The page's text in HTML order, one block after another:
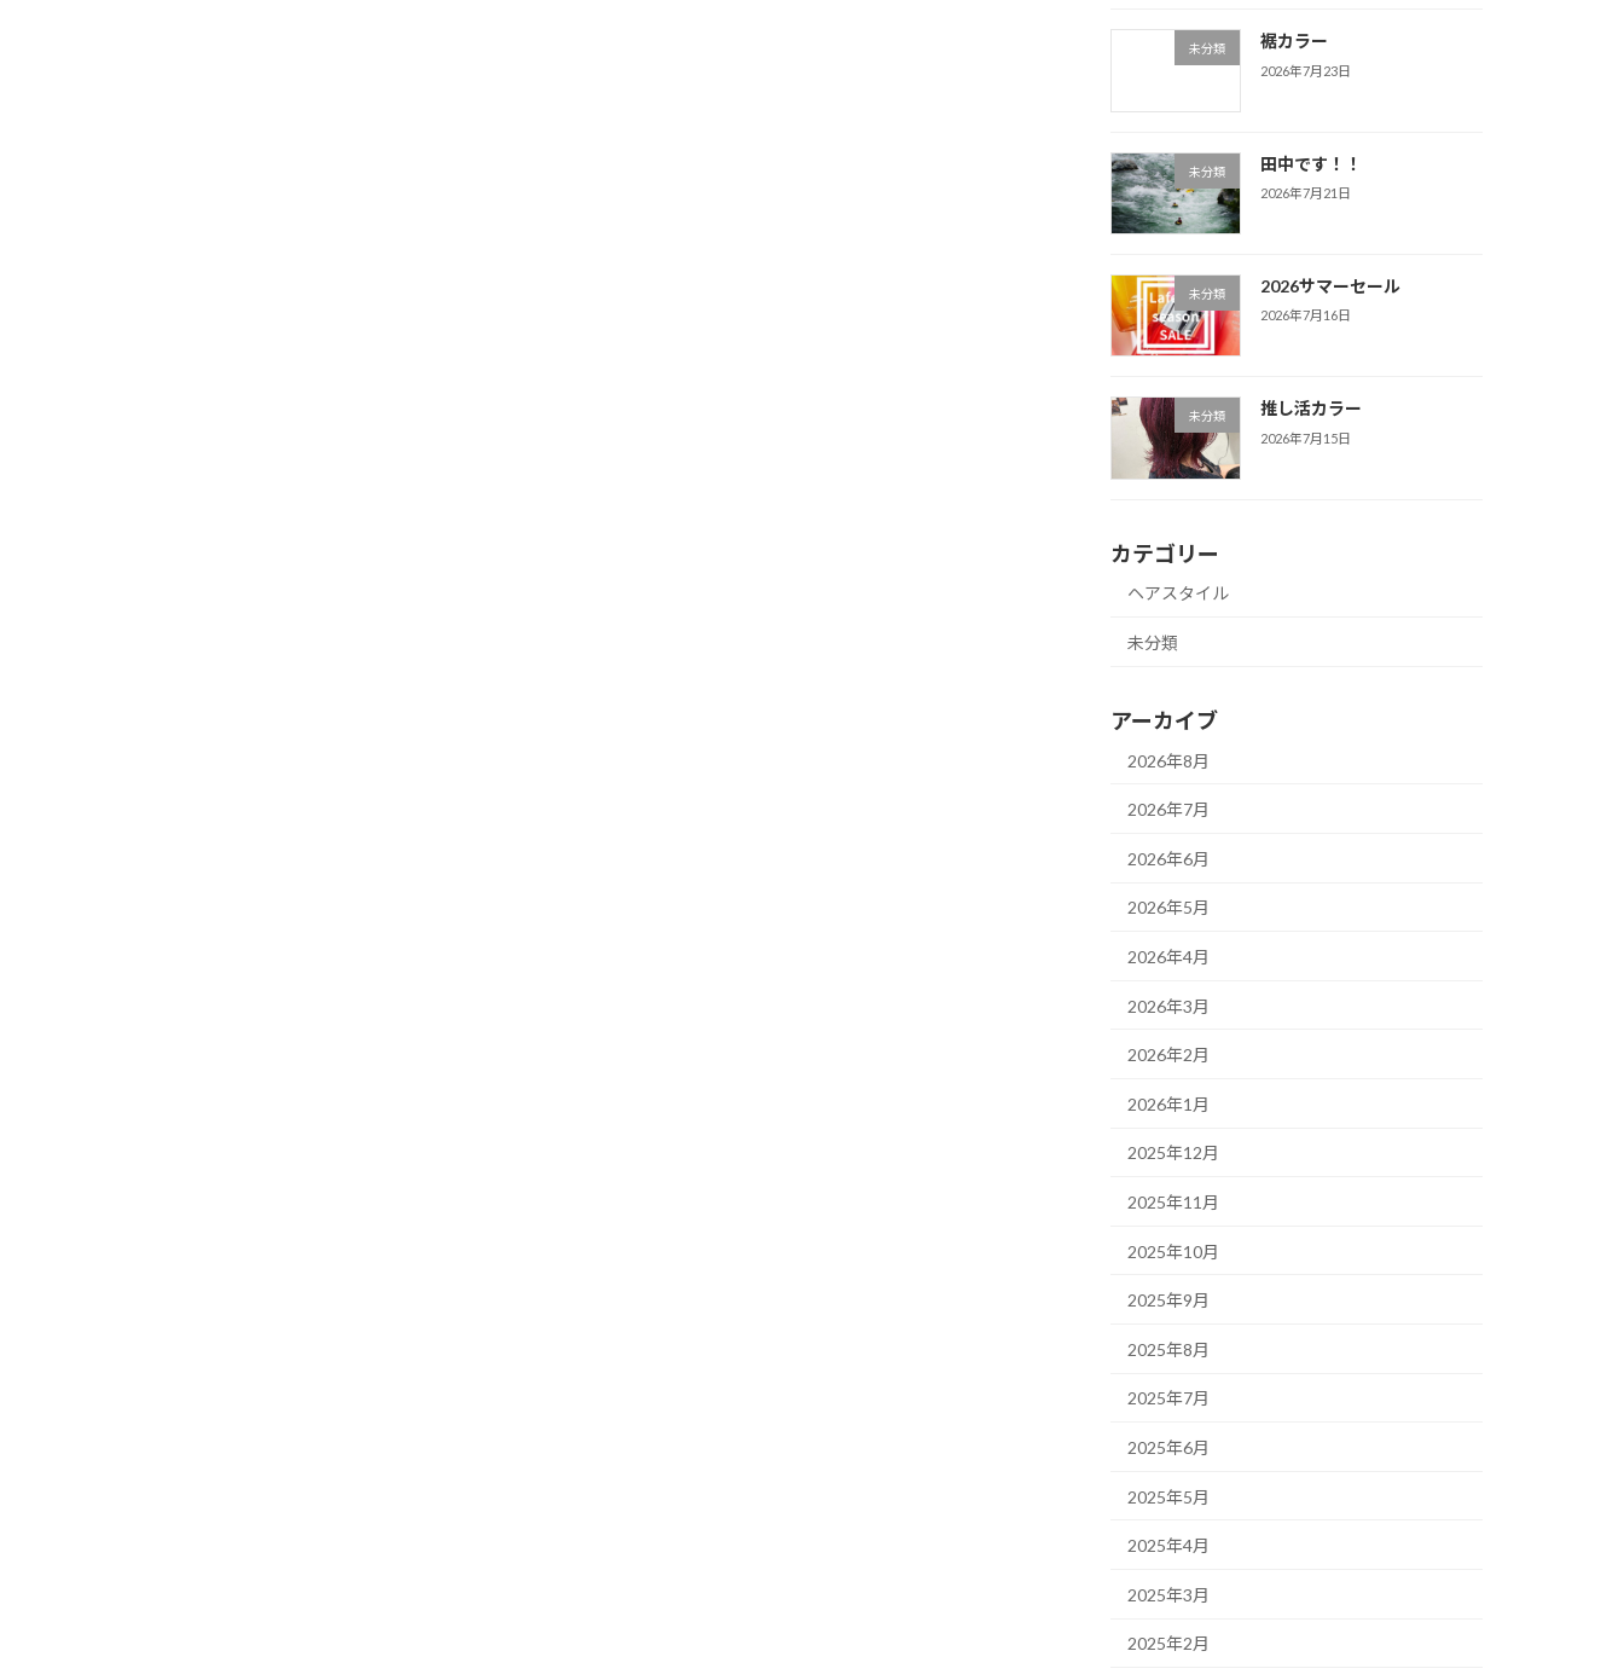
未分類 裾カラー
2026年7月23日
未分類 田中です！！
2026年7月21日
未分類 2026サマーセール
2026年7月16日
未分類 推し活カラー
2026年7月15日
カテゴリー
ヘアスタイル
未分類
アーカイブ
2026年8月
2026年7月
2026年6月
2026年5月
2026年4月
2026年3月
2026年2月
2026年1月
2025年12月
2025年11月
2025年10月
2025年9月
2025年8月
2025年7月
2025年6月
2025年5月
2025年4月
2025年3月
2025年2月